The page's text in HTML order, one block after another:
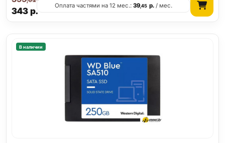
343р.
Оплата частями на 12 мес.:39,45 р./ мес.
В наличии